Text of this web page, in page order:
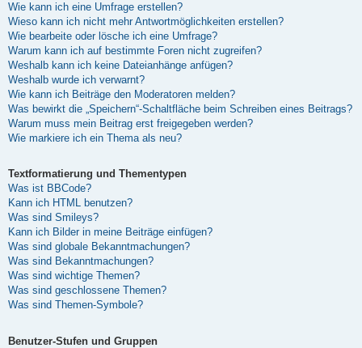
Wie kann ich eine Umfrage erstellen?
Wieso kann ich nicht mehr Antwortmöglichkeiten erstellen?
Wie bearbeite oder lösche ich eine Umfrage?
Warum kann ich auf bestimmte Foren nicht zugreifen?
Weshalb kann ich keine Dateianhänge anfügen?
Weshalb wurde ich verwarnt?
Wie kann ich Beiträge den Moderatoren melden?
Was bewirkt die „Speichern“-Schaltfläche beim Schreiben eines Beitrags?
Warum muss mein Beitrag erst freigegeben werden?
Wie markiere ich ein Thema als neu?
Textformatierung und Thementypen
Was ist BBCode?
Kann ich HTML benutzen?
Was sind Smileys?
Kann ich Bilder in meine Beiträge einfügen?
Was sind globale Bekanntmachungen?
Was sind Bekanntmachungen?
Was sind wichtige Themen?
Was sind geschlossene Themen?
Was sind Themen-Symbole?
Benutzer-Stufen und Gruppen